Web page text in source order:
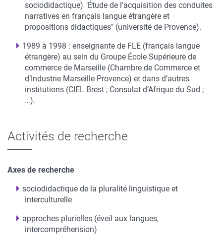
sociodidactique) "Étude de l’acquisition des conduites
narratives en français langue étrangère et
propositions didactiques" (université de Provence).
1989 à 1998 : enseignante de FLE (français langue
étrangère) au sein du Groupe École Supérieure de
commerce de Marseille (Chambre de Commerce et
d’Industrie Marseille Provence) et dans d’autres
institutions (CIEL Brest ; Consulat d’Afrique du Sud ;
…).
Activités de recherche
Axes de recherche
sociodidactique de la pluralité linguistique et
interculturelle
approches plurielles (éveil aux langues,
intercompréhension)